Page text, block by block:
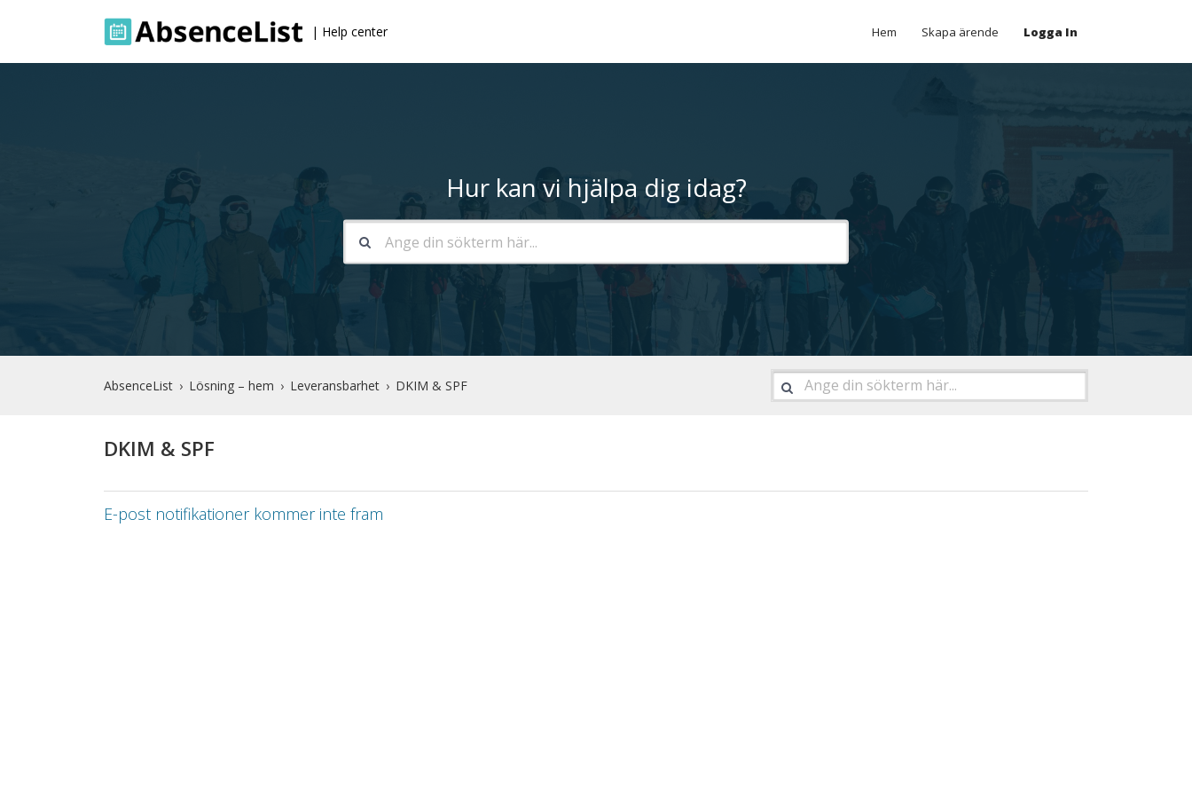
| Help center Hem Skapa ärende Logga In
Hur kan vi hjälpa dig idag?
AbsenceList Lösning – hem Leveransbarhet DKIM & SPF
DKIM & SPF
E-post notifikationer kommer inte fram